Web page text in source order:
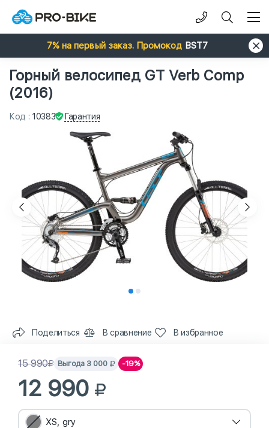
7% на первый заказ. Промокод BST7
Горный велосипед GT Verb Comp
(2016)
Код : 10383 Гарантия
Поделиться В сравнение В избранное
15 990 Выгода 3 000 -19%
12 990
XS, gry